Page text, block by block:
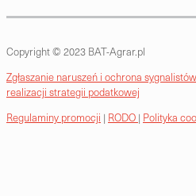
Copyright © 2023 BAT-Agrar.pl
Zgłaszanie naruszeń i ochrona sygnalistów
realizacji strategii podatkowej
Regulaminy promocji | RODO | Polityka